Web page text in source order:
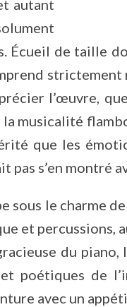
autant
Écueil de taille
l’œuvre,
musicalité
que les
pas s’en montré
sous le charme
et percussions,
du
poétiques de
avec un